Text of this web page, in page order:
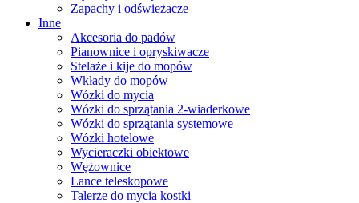
Zapachy i odświeżacze
Inne
Akcesoria do padów
Pianownice i opryskiwacze
Stelaże i kije do mopów
Wkłady do mopów
Wózki do mycia
Wózki do sprzątania 2-wiaderkowe
Wózki do sprzątania systemowe
Wózki hotelowe
Wycieraczki obiektowe
Wężownice
Lance teleskopowe
Talerze do mycia kostki